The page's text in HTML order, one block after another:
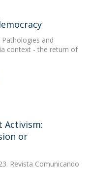
and
context - the return of
Activism:
or
Revista Comunicando